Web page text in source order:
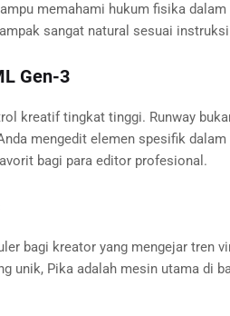
memahami hukum fisika dalam
sangat natural sesuai
Gen-3
kreatif tingkat tinggi. Runway
mengedit elemen spesifik
bagi para editor profesional.
bagi kreator yang mengejar tren
unik, Pika adalah mesin utama di